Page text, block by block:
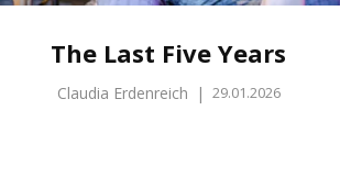
The Last Five Years
Claudia Erdenreich | 29.01.2026